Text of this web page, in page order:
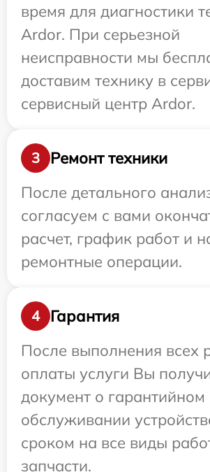
время для диагностики
Ardor. При серьезной
неисправности мы
доставим технику в
сервисный центр Ardor.
3
Ремонт техники
После детального
согласуем с вами
расчет, график работ и
ремонтные операции.
4
Гарантия
После выполнения всех
оплаты услуги Вы
документ о гарантийном
обслуживании
сроком на все виды
запчасти.